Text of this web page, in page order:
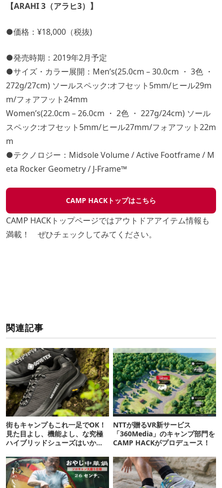
【ARAHI 3（アラヒ3）】
●価格：¥18,000（税抜)
●発売時期：2019年2月予定
●サイズ・カラー展開：Men’s(25.0cm – 30.0cm ・ 3色 ・
272g/27cm) ソールスペック:オフセット5mm/ヒール29m
m/フォアフット24mm
Women’s(22.0cm – 26.0cm ・ 2色 ・ 227g/24cm) ソール
スペック:オフセット5mm/ヒール27mm/フォアフット22m
m
●テクノロジー：Midsole Volume / Active Footframe / M
eta Rocker Geometry / J-Frame™
CAMP HACKトップはこちら
CAMP HACKトップページではアウトドアアイテム情報も
満載！ ぜひチェックしてみてください。
関連記事
街もキャンプもこれ一足でOK！
見た目よし、機能よし、な究極
ハイブリッドシューズはいか
NTTが贈るVR新サービス
「360Media」のキャンプ部門を
CAMP HACKがプロデュース！